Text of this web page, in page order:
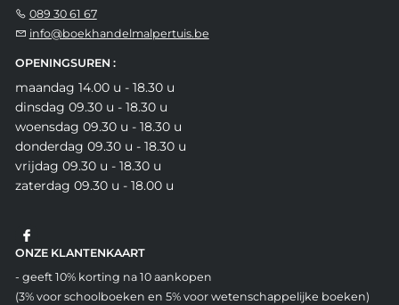
089 30 61 67
info@boekhandelmalpertuis.be
OPENINGSUREN :
maandag 14.00 u - 18.30 u
dinsdag 09.30 u - 18.30 u
woensdag 09.30 u - 18.30 u
donderdag 09.30 u - 18.30 u
vrijdag 09.30 u - 18.30 u
zaterdag 09.30 u - 18.00 u
ONZE KLANTENKAART
- geeft 10% korting na 10 aankopen
(3% voor schoolboeken en 5% voor wetenschappelijke boeken)